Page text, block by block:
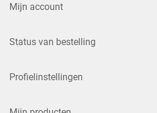
Mijn account
Status van bestelling
Profielinstellingen